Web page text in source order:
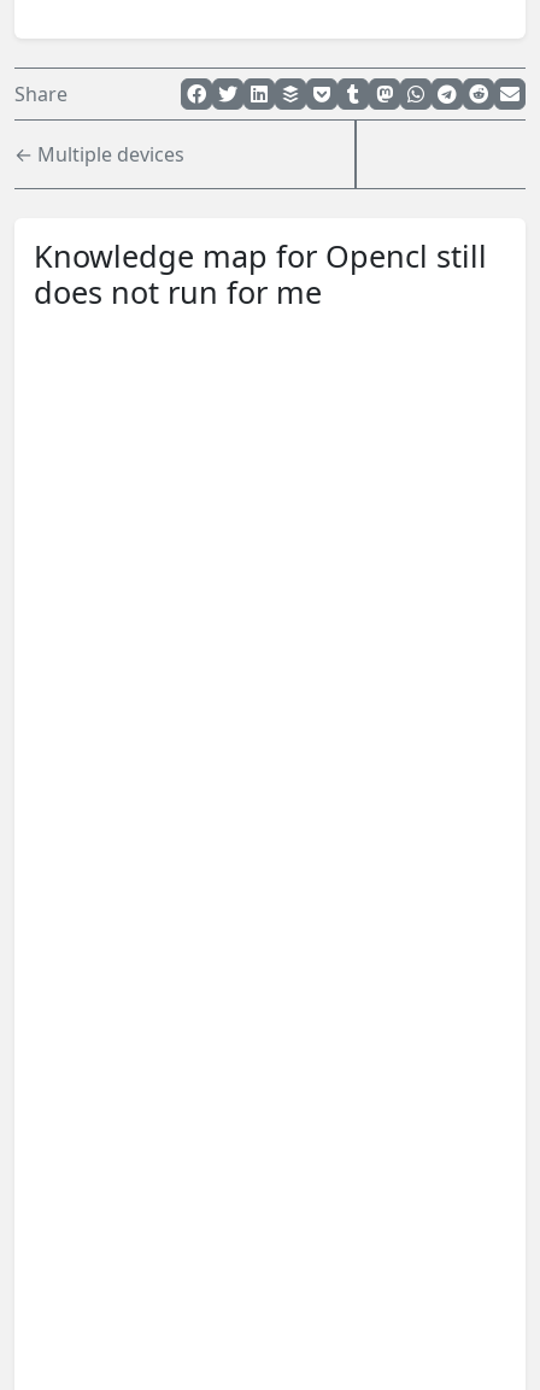
Share
← Multiple devices
Knowledge map for Opencl still
does not run for me